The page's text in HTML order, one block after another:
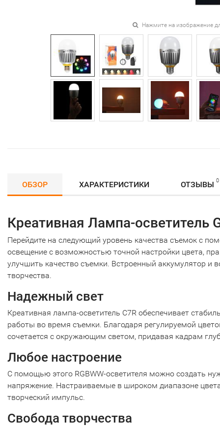
Нажмите на изображение
ОБЗОР ХАРАКТЕРИСТИКИ ОТЗЫВЫ 0
Креативная Лампа-осветитель
Перейдите на следующий уровень качества съемок с
освещение с возможностью точной настройки цвета,
улучшить качество съемки. Встроенный аккумулятор
творчества.
Надежный свет
Креативная лампа-осветитель C7R обеспечивает
работы во время съемки. Благодаря регулируемой
сочетается с окружающим светом, придавая кадрам
Любое настроение
С помощью этого RGBWW-осветителя можно создать
напряжение. Настраиваемые в широком диапазоне
творческий импульс.
Свобода творчества